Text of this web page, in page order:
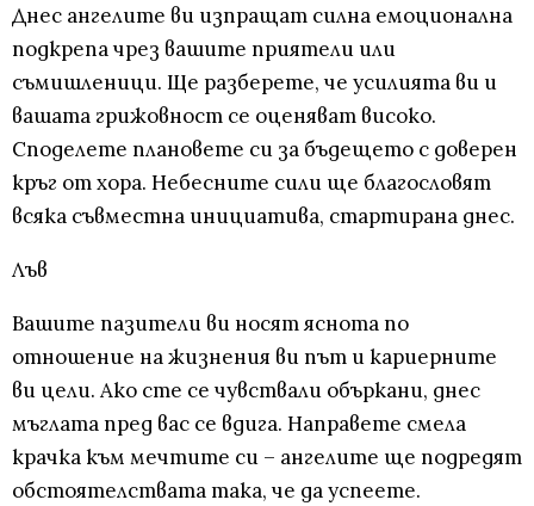
Днес ангелите ви изпращат силна емоционална
подкрепа чрез вашите приятели или
съмишленици. Ще разберете, че усилията ви и
вашата грижовност се оценяват високо.
Споделете плановете си за бъдещето с доверен
кръг от хора. Небесните сили ще благословят
всяка съвместна инициатива, стартирана днес.
Лъв
Вашите пазители ви носят яснота по
отношение на жизнения ви път и кариерните
ви цели. Ако сте се чувствали объркани, днес
мъглата пред вас се вдига. Направете смела
крачка към мечтите си – ангелите ще подредят
обстоятелствата така, че да успеете.